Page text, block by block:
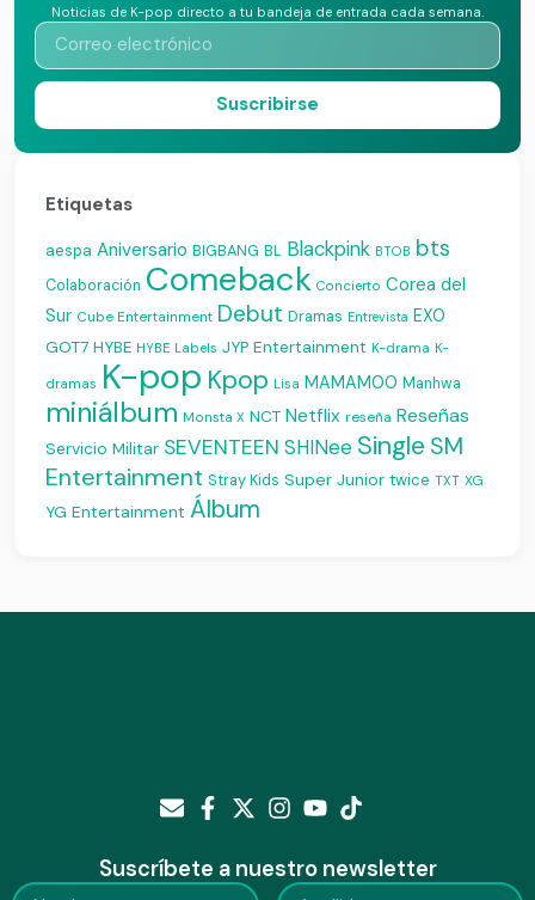
Noticias de K-pop directo a tu bandeja de entrada cada semana.
Suscribirse
Etiquetas
aespa Aniversario BIGBANG BL Blackpink BTOB bts
Colaboración Comeback Concierto Corea del
Sur Cube Entertainment Debut Dramas Entrevista EXO
GOT7 HYBE HYBE Labels JYP Entertainment K-drama K-
dramas K-pop Kpop Lisa MAMAMOO Manhwa
miniálbum Monsta X NCT Netflix reseña Reseñas
Servicio Militar SEVENTEEN SHINee Single SM
Entertainment Stray Kids Super Junior twice TXT XG
YG Entertainment Álbum
Suscríbete a nuestro newsletter